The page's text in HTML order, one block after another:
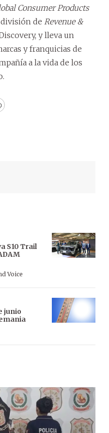
Consumer Products
división de Revenue &
y lleva un
y franquicias de
a la vida de los
S10 Trail
Voice
junio